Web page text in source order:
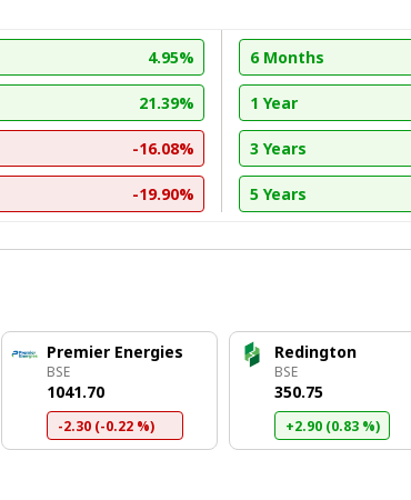
4.95%
21.39%
-16.08%
-19.90%
6 Months
1 Year
3 Years
5 Years
Premier Energies
BSE
₹1041.70
-2.30 (-0.22 %)
Redington
BSE
₹350.75
+2.90 (0.83 %)